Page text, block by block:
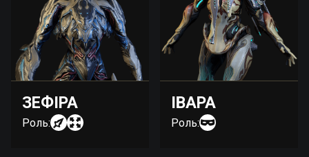
ЗЕФІРА
Роль:
ІВАРА
Роль: